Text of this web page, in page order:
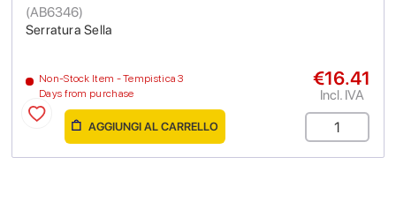
Serratura Sella
(AB6346)
Non-Stock Item - Tempistica 3
Days from purchase
€16.41
Incl. IVA
AGGIUNGI AL CARRELLO